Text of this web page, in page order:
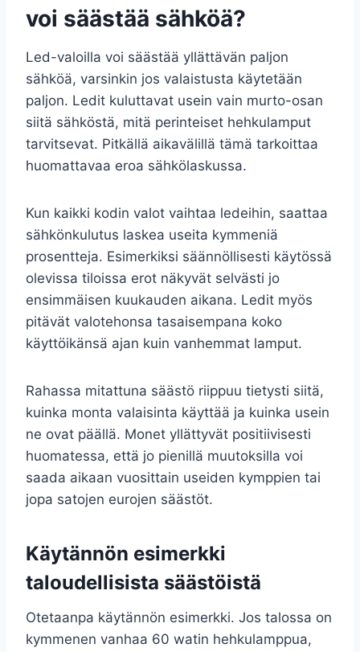
voi säästää sähköä?
Led-valoilla voi säästää yllättävän paljon
sähköä, varsinkin jos valaistusta käytetään
paljon. Ledit kuluttavat usein vain murto-osan
siitä sähköstä, mitä perinteiset hehkulamput
tarvitsevat. Pitkällä aikavälillä tämä tarkoittaa
huomattavaa eroa sähkölaskussa.
Kun kaikki kodin valot vaihtaa ledeihin, saattaa
sähkönkulutus laskea useita kymmeniä
prosentteja. Esimerkiksi säännöllisesti käytössä
olevissa tiloissa erot näkyvät selvästi jo
ensimmäisen kuukauden aikana. Ledit myös
pitävät valotehonsa tasaisempana koko
käyttöikänsä ajan kuin vanhemmat lamput.
Rahassa mitattuna säästö riippuu tietysti siitä,
kuinka monta valaisinta käyttää ja kuinka usein
ne ovat päällä. Monet yllättyvät positiivisesti
huomatessa, että jo pienillä muutoksilla voi
saada aikaan vuosittain useiden kymppien tai
jopa satojen eurojen säästöt.
Käytännön esimerkki
taloudellisista säästöistä
Otetaanpa käytännön esimerkki. Jos talossa on
kymmenen vanhaa 60 watin hehkulamppua,